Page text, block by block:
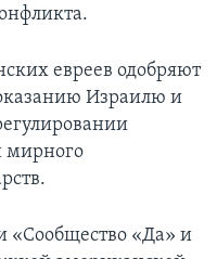
евреев одобряют
Израилю и
мирного
«Сообщество «Да» и